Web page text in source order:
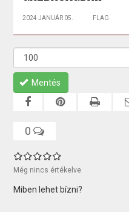
2024 JANUÁR 05. FLAG
Mentés
0
Még nincs értékelve
Miben lehet bízni?